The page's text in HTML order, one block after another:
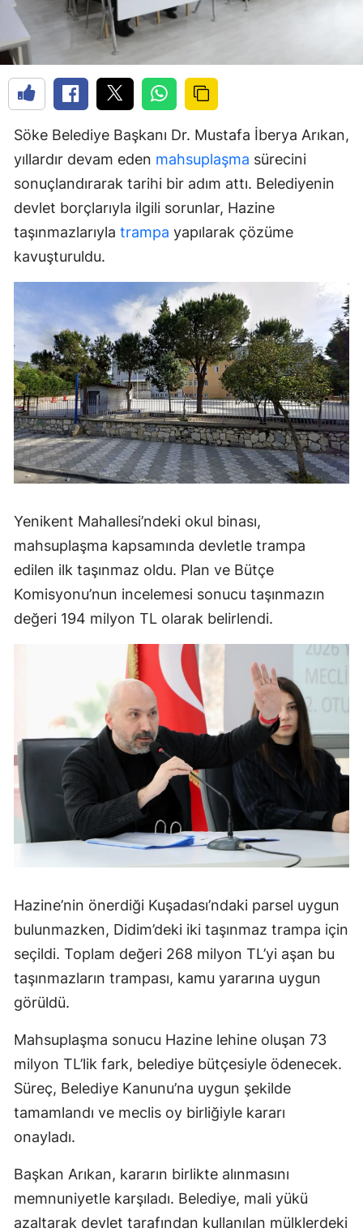
Söke Belediye Başkanı Dr. Mustafa İberya Arıkan,
yıllardır devam eden mahsuplaşma sürecini
sonuçlandırarak tarihi bir adım attı. Belediyenin
devlet borçlarıyla ilgili sorunlar, Hazine
taşınmazlarıyla trampa yapılarak çözüme
kavuşturuldu.
Yenikent Mahallesi’ndeki okul binası,
mahsuplaşma kapsamında devletle trampa
edilen ilk taşınmaz oldu. Plan ve Bütçe
Komisyonu’nun incelemesi sonucu taşınmazın
değeri 194 milyon TL olarak belirlendi.
Hazine’nin önerdiği Kuşadası’ndaki parsel uygun
bulunmazken, Didim’deki iki taşınmaz trampa için
seçildi. Toplam değeri 268 milyon TL’yi aşan bu
taşınmazların trampası, kamu yararına uygun
görüldü.
Mahsuplaşma sonucu Hazine lehine oluşan 73
milyon TL’lik fark, belediye bütçesiyle ödenecek.
Süreç, Belediye Kanunu’na uygun şekilde
tamamlandı ve meclis oy birliğiyle kararı
onayladı.
Başkan Arıkan, kararın birlikte alınmasını
memnuniyetle karşıladı. Belediye, mali yükü
azaltarak devlet tarafından kullanılan mülklerdeki